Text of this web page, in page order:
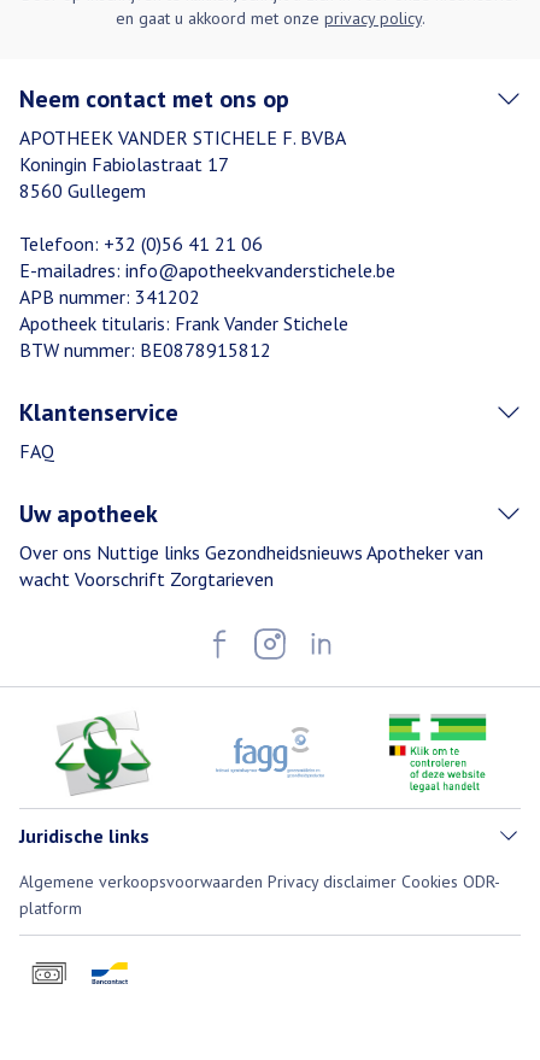
en gaat u akkoord met onze privacy policy.
Neem contact met ons op
APOTHEEK VANDER STICHELE F. BVBA
Koningin Fabiolastraat 17
8560 Gullegem
Telefoon: +32 (0)56 41 21 06
E-mailadres: info@apotheekvanderstichele.be
APB nummer: 341202
Apotheek titularis: Frank Vander Stichele
BTW nummer: BE0878915812
Klantenservice
FAQ
Uw apotheek
Over ons Nuttige links Gezondheidsnieuws Apotheker van
wacht Voorschrift Zorgtarieven
Juridische links
Algemene verkoopsvoorwaarden Privacy disclaimer Cookies ODR-
platform